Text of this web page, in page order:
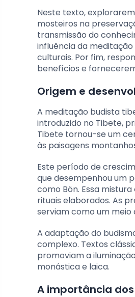
Neste texto,
mosteiros na
transmissão do
influência da
culturais. Por fim,
benefícios e
Origem e
A meditação budista
introduzido no Tibete,
Tibete tornou-se um
às paisagens
Este período de
que desempenhou um
como Bön. Essa
rituais elaborados. As
serviam como um
A adaptação do
complexo. Textos
promoviam a
monástica e laica.
A importância